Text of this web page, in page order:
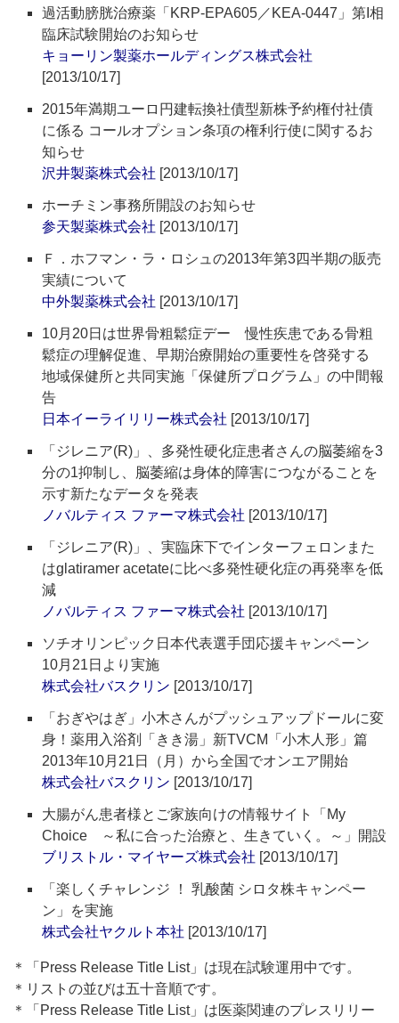
過活動膀胱治療薬「KRP-EPA605／KEA-0447」第I相
臨床試験開始のお知らせ
キョーリン製薬ホールディングス株式会社
[2013/10/17]
2015年満期ユーロ円建転換社債型新株予約権付社債
に係る コールオプション条項の権利行使に関するお
知らせ
沢井製薬株式会社 [2013/10/17]
ホーチミン事務所開設のお知らせ
参天製薬株式会社 [2013/10/17]
Ｆ．ホフマン・ラ・ロシュの2013年第3四半期の販売
実績について
中外製薬株式会社 [2013/10/17]
10月20日は世界骨粗鬆症デー 慢性疾患である骨粗
鬆症の理解促進、早期治療開始の重要性を啓発する
地域保健所と共同実施「保健所プログラム」の中間報
告
日本イーライリリー株式会社 [2013/10/17]
「ジレニア(R)」、多発性硬化症患者さんの脳萎縮を3
分の1抑制し、脳萎縮は身体的障害につながることを
示す新たなデータを発表
ノバルティス ファーマ株式会社 [2013/10/17]
「ジレニア(R)」、実臨床下でインターフェロンまた
はglatiramer acetateに比べ多発性硬化症の再発率を低
減
ノバルティス ファーマ株式会社 [2013/10/17]
ソチオリンピック日本代表選手団応援キャンペーン
10月21日より実施
株式会社バスクリン [2013/10/17]
「おぎやはぎ」小木さんがプッシュアップドールに変
身！薬用入浴剤「きき湯」新TVCM「小木人形」篇
2013年10月21日（月）から全国でオンエア開始
株式会社バスクリン [2013/10/17]
大腸がん患者様とご家族向けの情報サイト「My
Choice ～私に合った治療と、生きていく。～」開設
ブリストル・マイヤーズ株式会社 [2013/10/17]
「楽しくチャレンジ ！ 乳酸菌 シロタ株キャンペー
ン」を実施
株式会社ヤクルト本社 [2013/10/17]
＊「Press Release Title List」は現在試験運用中です。
＊リストの並びは五十音順です。
＊「Press Release Title List」は医薬関連のプレスリリー